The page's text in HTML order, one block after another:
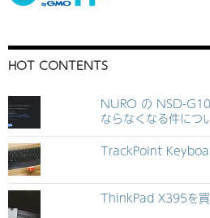
HOT CONTENTS
NURO の NSD-
ならなくなる件につ
TrackPoint
ThinkPad X395を